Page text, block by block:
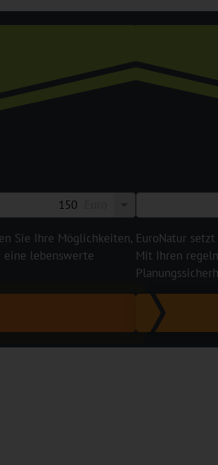
Sie Ihre Möglichkeiten,
eine lebenswerte
EuroNatur
Mit Ihren